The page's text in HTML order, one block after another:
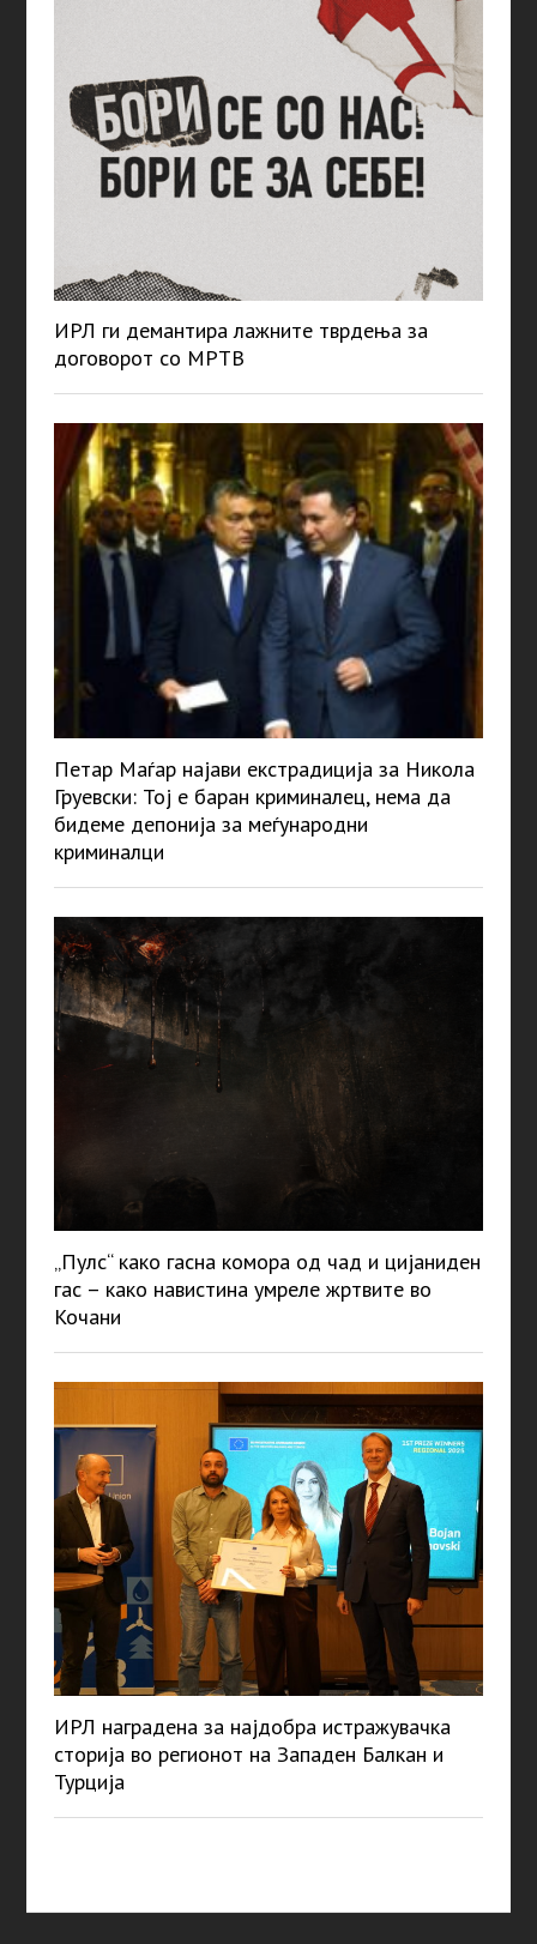
ИРЛ ги демантира лажните тврдења за
договорот со МРТВ
Петар Маѓар најави екстрадиција за Никола
Груевски: Тој е баран криминалец, нема да
бидеме депонија за меѓународни
криминалци
„Пулс“ како гасна комора од чад и цијаниден
гас – како навистина умреле жртвите во
Кочани
ИРЛ наградена за најдобра истражувачка
сторија во регионот на Западен Балкан и
Турција